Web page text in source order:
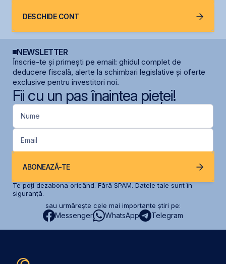
DESCHIDE CONT
NEWSLETTER
Înscrie-te și primești pe email: ghidul complet de
deducere fiscală, alerte la schimbari legislative și oferte
exclusive pentru investitori noi.
Fii cu un pas înaintea pieței!
Nume
Email
ABONEAZĂ-TE
Te poți dezabona oricând. Fără SPAM. Datele tale sunt în
siguranță.
sau urmărește cele mai importante știri pe:
Messenger WhatsApp Telegram